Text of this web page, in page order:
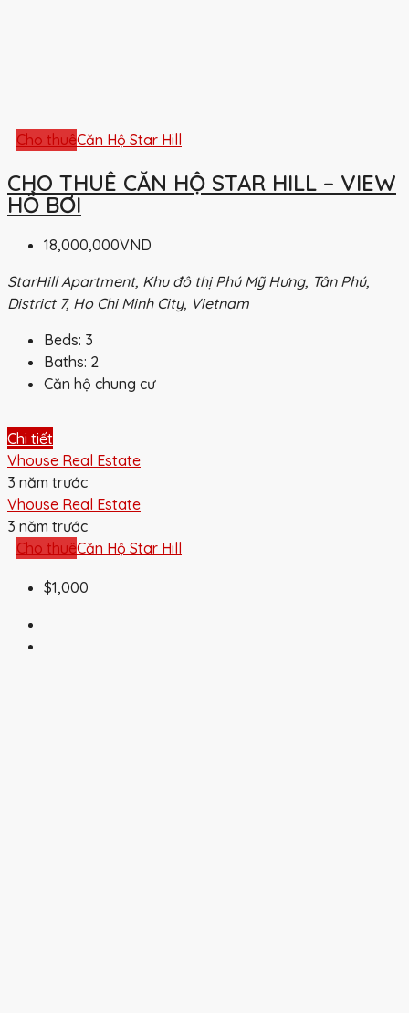
Cho thuêCăn Hộ Star Hill
CHO THUÊ CĂN HỘ STAR HILL – VIEW
HỒ BƠI
18,000,000VND
StarHill Apartment, Khu đô thị Phú Mỹ Hưng, Tân Phú,
District 7, Ho Chi Minh City, Vietnam
Beds: 3
Baths: 2
Căn hộ chung cư
Chi tiết
Vhouse Real Estate
3 năm trước
Vhouse Real Estate
3 năm trước
Cho thuêCăn Hộ Star Hill
$1,000